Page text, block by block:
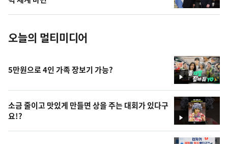
진
오늘의 멀티미디어
영
상
5만원으로 4인 가족 장보기 가능?
영
상
소금 줄이고 맛있게 만들면 상을 주는 대회가 있다구
요!?